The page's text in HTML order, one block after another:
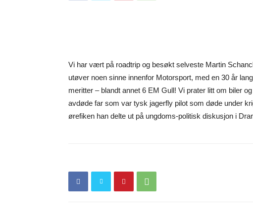
Vi har vært på roadtrip og besøkt selveste Martin
utøver noen sinne innenfor Motorsport, med en 30 år
meritter – blandt annet 6 EM Gull! Vi prater litt om biler
avdøde far som var tysk jagerfly pilot som døde under
ørefiken han delte ut på ungdoms-politisk diskusjon i